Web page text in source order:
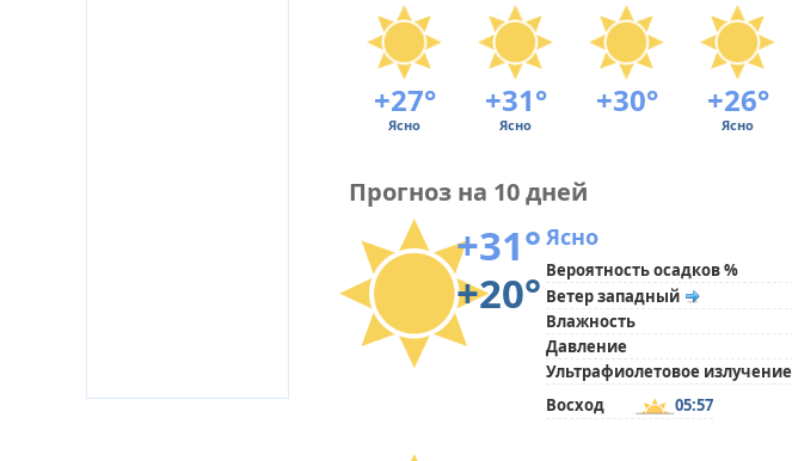
+27° +31° +30° +26°
Ясно Ясно Ясно
Прогноз на 10 дней
+31°
+20°
Ясно
Вероятность осадков %
Ветер западный
Влажность
Давление
Ультрафиолетовое излучение
Восход
05:57